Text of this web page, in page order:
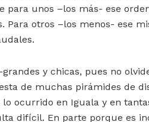
para unos –los más- ese
Para otros –los menos- ese
y chicas, pues no
de muchas pirámides de
ocurrido en Iguala y en
difícil. En parte porque es